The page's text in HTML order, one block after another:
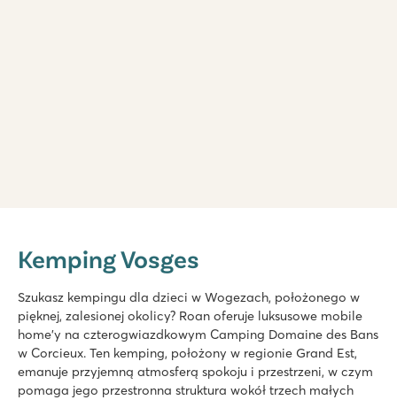
Francja - Środkowa Francja - Wogezy - Corcieux
Fantastyczny park wodny ze zjeżdżalniami
Mnóstwo zajęć sportowych na boisku!
Odwiedź miejscowość Corcieux
Kemping Vosges
Szukasz kempingu dla dzieci w Wogezach, położonego w
pięknej, zalesionej okolicy? Roan oferuje luksusowe mobile
home'y na czterogwiazdkowym Camping Domaine des Bans
w Corcieux. Ten kemping, położony w regionie Grand Est,
emanuje przyjemną atmosferą spokoju i przestrzeni, w czym
pomaga jego przestronna struktura wokół trzech małych